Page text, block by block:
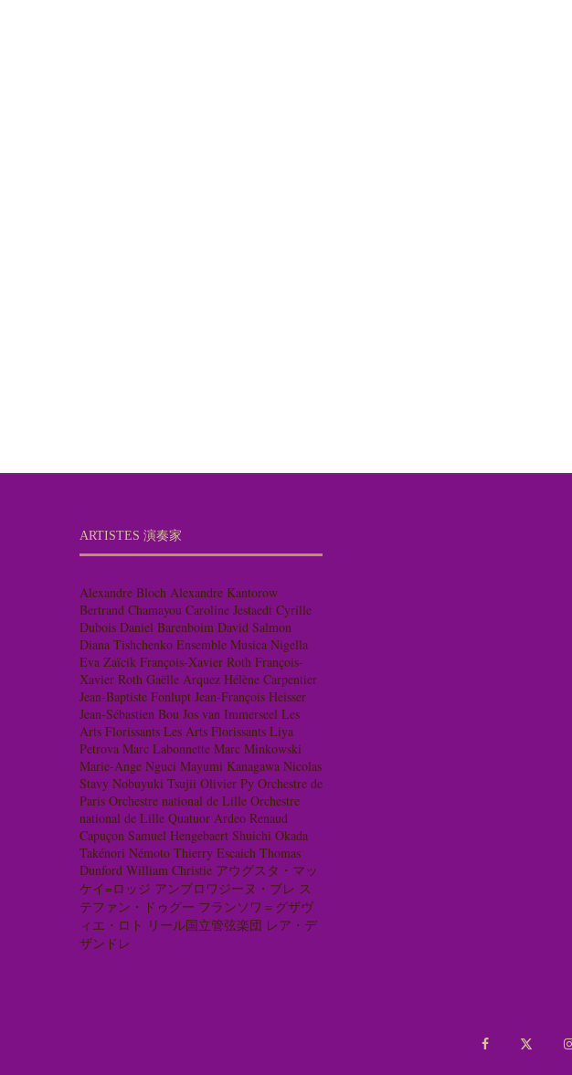
ARTISTES 演奏家
Alexandre Bloch Alexandre Kantorow
Bertrand Chamayou Caroline Jestaedt Cyrille
Dubois Daniel Barenboim David Salmon
Diana Tishchenko Ensemble Musica Nigella
Eva Zaïcik François-Xavier Roth François-
Xavier Roth Gaëlle Arquez Hélène Carpentier
Jean-Baptiste Fonlupt Jean-François Heisser
Jean-Sébastien Bou Jos van Immerseel Les
Arts Florissants Les Arts Florissants Liya
Petrova Marc Labonnette Marc Minkowski
Marie-Ange Nguci Mayumi Kanagawa Nicolas
Stavy Nobuyuki Tsujii Olivier Py Orchestre de
Paris Orchestre national de Lille Orchestre
national de Lille Quatuor Ardeo Renaud
Capuçon Samuel Hengebaert Shuichi Okada
Takénori Némoto Thierry Escaich Thomas
Dunford William Christie アウグスタ・マッ
ケイ=ロッジ アンブロワジーヌ・ブレ ス
テファン・ドゥグー フランソワ＝グザヴ
ィエ・ロト リール国立管弦楽団 レア・デ
ザンドレ